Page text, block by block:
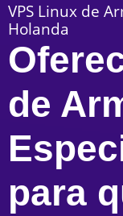
VPS Linux de
Holanda
de
para